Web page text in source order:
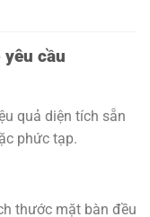
cầu
quả diện tích sẵn
phức tạp.
thước mặt bàn đều